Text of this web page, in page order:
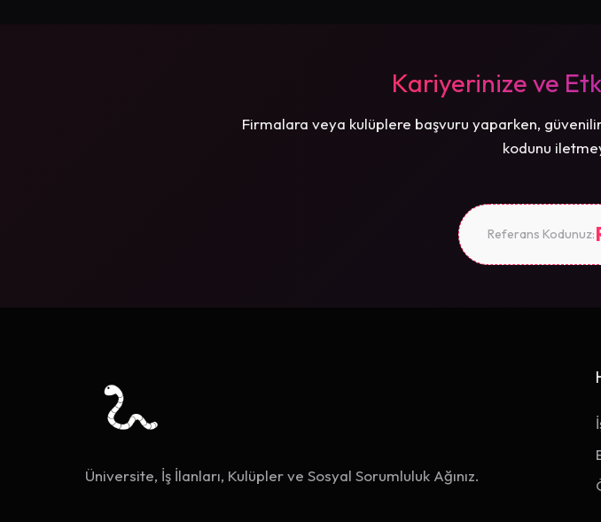
Kariyerinize ve
Firmalara veya kulüplere başvuru yaparken,
kodunu
Referans Kodunuz:
Üniversite, İş İlanları, Kulüpler ve Sosyal Sorumluluk Ağınız.